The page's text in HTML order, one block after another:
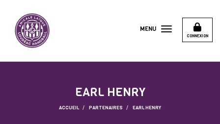
CONNEXION
MENU
EARL HENRY
ACCUEIL PARTENAIRES EARL HENRY